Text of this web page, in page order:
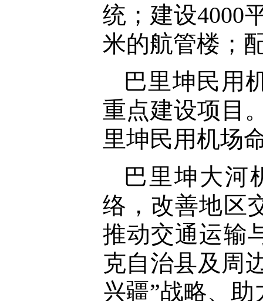
统；建设4000
米的航管楼；
巴里坤民用
重点建设项目
里坤民用机场
巴里坤大河
络，改善地区
推动交通运输
克自治县及周
兴疆”战略、